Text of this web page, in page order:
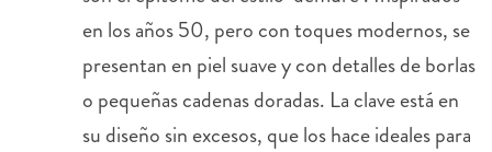
en los años 50, pero con toques modernos, se
presentan en piel suave y con detalles de borlas
o pequeñas cadenas doradas. La clave está en
su diseño sin excesos, que los hace ideales para